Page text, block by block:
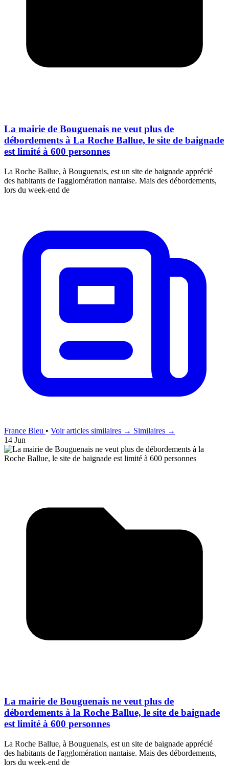
La mairie de Bouguenais ne veut plus de
débordements à La Roche Ballue, le site de baignade
est limité à 600 personnes
La Roche Ballue, à Bouguenais, est un site de baignade apprécié
des habitants de l'agglomération nantaise. Mais des débordements,
lors du week-end de
France Bleu • Voir articles similaires → Similaires →
14 Jun
La mairie de Bouguenais ne veut plus de
débordements à la Roche Ballue, le site de baignade
est limité à 600 personnes
La Roche Ballue, à Bouguenais, est un site de baignade apprécié
des habitants de l'agglomération nantaise. Mais des débordements,
lors du week-end de